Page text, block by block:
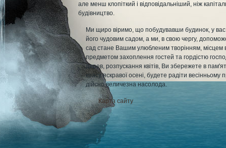
але менш клопіткий і відповідальніший, ніж
будівництво.
Ми щиро віримо, що побудувавши будинок, у
його чудовим садом, а ми, в свою чергу,
сад стане Вашим улюбленим творінням, місцем
предметом захоплення гостей та гордістю
дерев, розпускання квітів, Ви збережете в
красу яскравої осені, будете радіти весінньому
дійсно величезна насолода.
Карта сайту